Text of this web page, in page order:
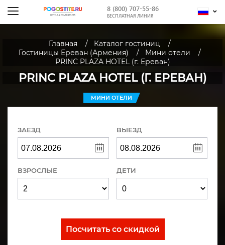
8 (800) 707-55-86
БЕСПЛАТНАЯ ЛИНИЯ
Главная
Каталог гостиниц
Гостиницы Ереван (Армения)
Мини отели
PRINC PLAZA HOTEL (г. Ереван)
PRINC PLAZA HOTEL (Г. ЕРЕВАН)
МИНИ ОТЕЛИ
ЗАЕЗД ВЫЕЗД
ВЗРОСЛЫЕ ДЕТИ
Посчитать со скидкой